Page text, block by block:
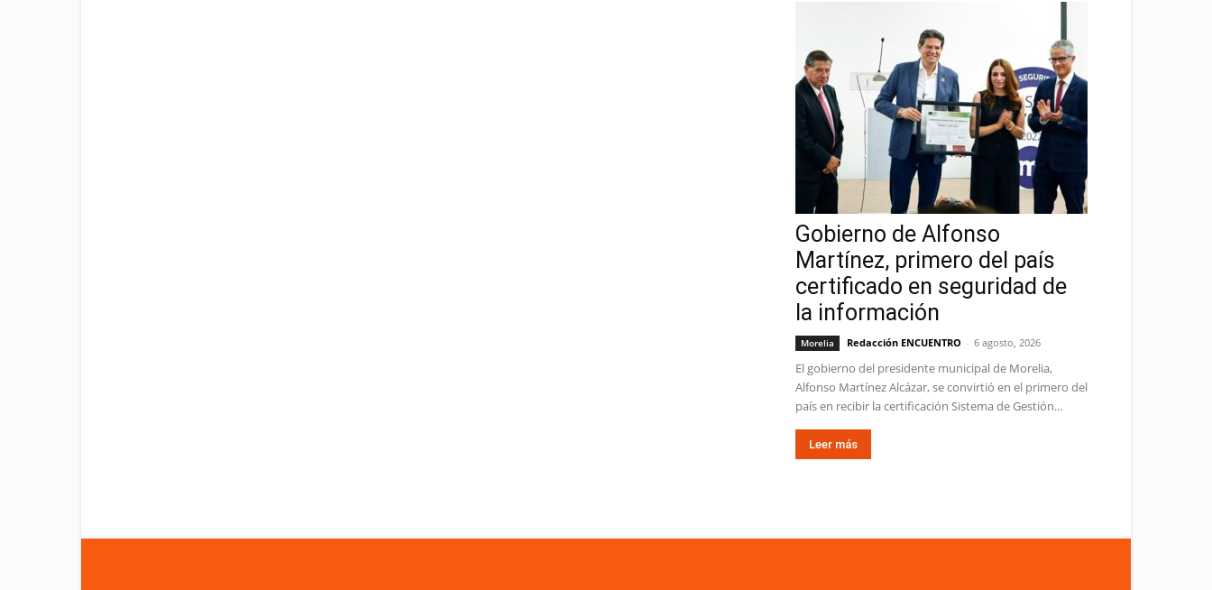
Gobierno de Alfonso
Martínez, primero del país
certificado en seguridad de
la información
Morelia Redacción ENCUENTRO - 6 agosto, 2026
El gobierno del presidente municipal de Morelia,
Alfonso Martínez Alcázar, se convirtió en el primero del
país en recibir la certificación Sistema de Gestión...
Leer más